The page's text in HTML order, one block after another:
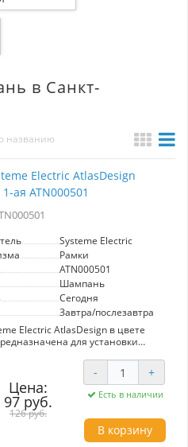
в Санкт-
названию
Electric AtlasDesign
ая ATN000501
Systeme Electric
Рамки
ATN000501
Шампань
Сегодня
Завтра/послезавтра
Electric AtlasDesign в цвете
для установки
материалов,
долговечность и стильный
Подходит для современных
легко монтируется и
удобный доступ к электрическим
Идеальный выбор для создания
и функционального пространства.
Цена:
97 руб.
126 руб.
- +
Есть в наличии
В корзину